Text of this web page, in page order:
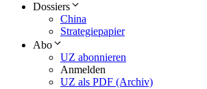
Dossiers
China
Strategiepapier
Abo
UZ abonnieren
Anmelden
UZ als PDF (Archiv)